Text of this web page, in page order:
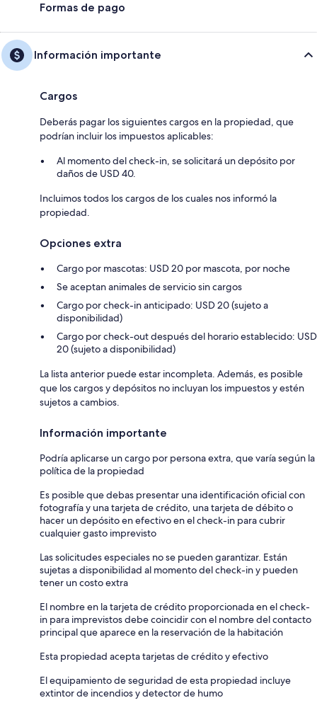
Formas de pago
Información importante
Cargos
Deberás pagar los siguientes cargos en la propiedad, que
podrían incluir los impuestos aplicables:
Al momento del check-in, se solicitará un depósito por
daños de USD 40.
Incluimos todos los cargos de los cuales nos informó la
propiedad.
Opciones extra
Cargo por mascotas: USD 20 por mascota, por noche
Se aceptan animales de servicio sin cargos
Cargo por check-in anticipado: USD 20 (sujeto a
disponibilidad)
Cargo por check-out después del horario establecido: USD
20 (sujeto a disponibilidad)
La lista anterior puede estar incompleta. Además, es posible
que los cargos y depósitos no incluyan los impuestos y estén
sujetos a cambios.
Información importante
Podría aplicarse un cargo por persona extra, que varía según la
política de la propiedad
Es posible que debas presentar una identificación oficial con
fotografía y una tarjeta de crédito, una tarjeta de débito o
hacer un depósito en efectivo en el check-in para cubrir
cualquier gasto imprevisto
Las solicitudes especiales no se pueden garantizar. Están
sujetas a disponibilidad al momento del check-in y pueden
tener un costo extra
El nombre en la tarjeta de crédito proporcionada en el check-
in para imprevistos debe coincidir con el nombre del contacto
principal que aparece en la reservación de la habitación
Esta propiedad acepta tarjetas de crédito y efectivo
El equipamiento de seguridad de esta propiedad incluye
extintor de incendios y detector de humo